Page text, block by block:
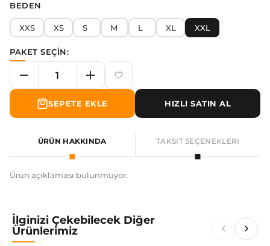
BEDEN
XXS XS S M L XL XXL
PAKET SEÇİN:
SEPETE EKLE HIZLI SATIN AL
ÜRÜN HAKKINDA TAKSIT SEÇENEKLERI
Ürün açıklaması bulunmuyor.
İlginizi Çekebilecek Diğer
Ürünlerimiz